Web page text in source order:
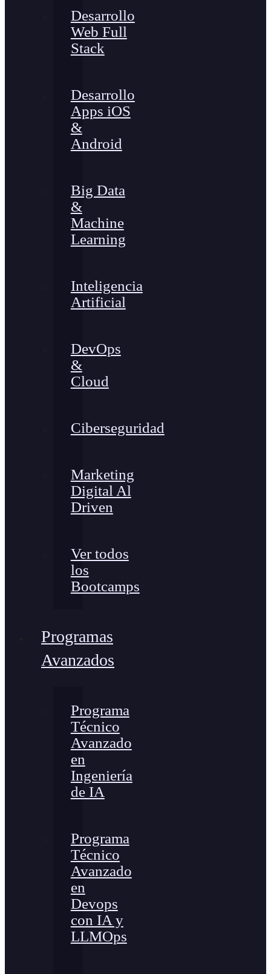
Desarrollo
Web Full
Stack
Desarrollo
Apps iOS
&
Android
Big Data
&
Machine
Learning
Inteligencia
Artificial
DevOps
&
Cloud
Ciberseguridad
Marketing
Digital Al
Driven
Ver todos
los
Bootcamps
Programas
Avanzados
Programa
Técnico
Avanzado
en
Ingeniería
de IA
Programa
Técnico
Avanzado
en
Devops
con IA y
LLMOps